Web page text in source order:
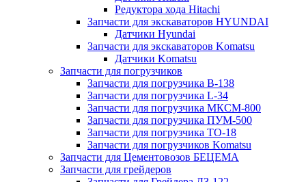
Редуктора хода Hitachi
Запчасти для экскаваторов HYUNDAI
Датчики Hyundai
Запчасти для экскаваторов Komatsu
Датчики Komatsu
Запчасти для погрузчиков
Запчасти для погрузчика B-138
Запчасти для погрузчика L-34
Запчасти для погрузчика МКСМ-800
Запчасти для погрузчика ПУМ-500
Запчасти для погрузчика ТО-18
Запчасти для погрузчиков Komatsu
Запчасти для Цементовозов БЕЦЕМА
Запчасти для грейдеров